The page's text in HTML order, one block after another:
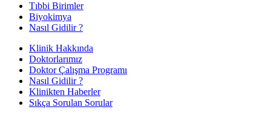
Tıbbi Birimler
Biyokimya
Nasıl Gidilir ?
Klinik Hakkında
Doktorlarımız
Doktor Çalışma Programı
Nasıl Gidilir ?
Klinikten Haberler
Sıkça Sorulan Sorular